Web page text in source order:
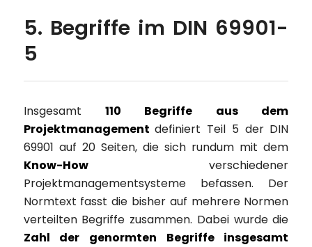
5. Begriffe im DIN 69901-
5
Insgesamt110 Begriffe aus dem
Projektmanagementdefiniert Teil 5 der DIN
69901 auf 20 Seiten, die sich rundum mit dem
Know-Howverschiedener
Projektmanagementsysteme befassen. Der
Normtext fasst die bisher auf mehrere Normen
verteilten Begriffe zusammen. Dabei wurde die
Zahl der genormten Begriffe insgesamt